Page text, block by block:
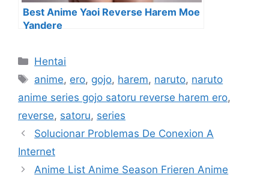
Best Anime Yaoi Reverse Harem Moe
Yandere
Categorías
Hentai
Etiquetas
anime, ero, gojo, harem, naruto, naruto
anime series gojo satoru reverse harem ero,
reverse, satoru, series
Solucionar Problemas De Conexion A
Internet
Anime List Anime Season Frieren Anime